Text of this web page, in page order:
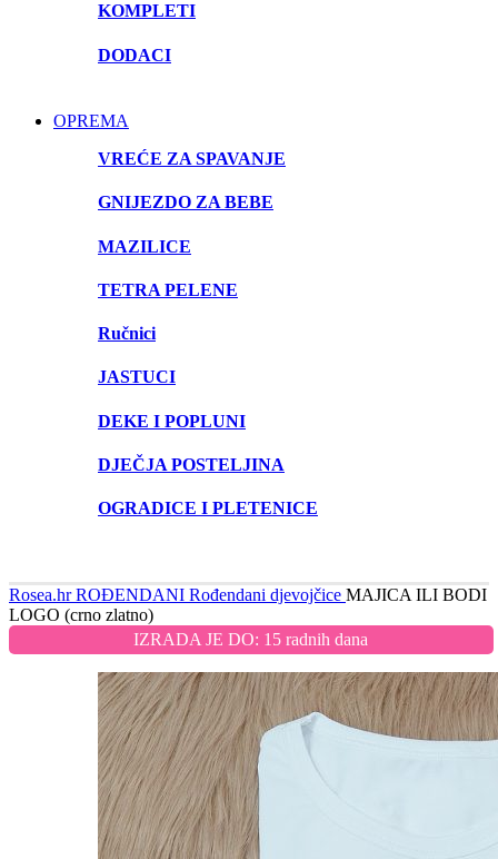
KOMPLETI
DODACI
OPREMA
VREĆE ZA SPAVANJE
GNIJEZDO ZA BEBE
MAZILICE
TETRA PELENE
Ručnici
JASTUCI
DEKE I POPLUNI
DJEČJA POSTELJINA
OGRADICE I PLETENICE
Rosea.hrROĐENDANI Rođendani djevojčice MAJICA ILI BODI
LOGO (crno zlatno)
IZRADA JE DO: 15 radnih dana